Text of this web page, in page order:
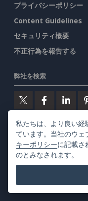
プライバシーポリシー
Content Guidelines
セキュリティ概要
不正行為を報告する
弊社を検索
注目の製品
ビジュアルパラ
ビジュアルパラ
私たちは、より良い経
ています。当社のウェ
キーポリシーに記載さ
のとみなされます。